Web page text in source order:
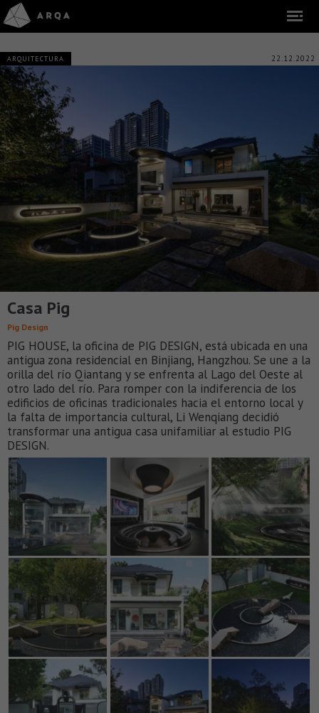
ARQUITECTURA 22.12.2022
Casa Pig
Pig Design
PIG HOUSE, la oficina de PIG DESIGN, está ubicada en una
antigua zona residencial en Binjiang, Hangzhou. Se une a la
orilla del río Qiantang y se enfrenta al Lago del Oeste al
otro lado del río. Para romper con la indiferencia de los
edificios de oficinas tradicionales hacia el entorno local y
la falta de importancia cultural, Li Wenqiang decidió
transformar una antigua casa unifamiliar al estudio PIG
DESIGN.